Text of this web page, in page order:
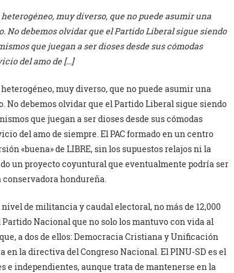
muy diverso, que no puede asumir una
No debemos olvidar que el Partido Liberal sigue siendo
que juegan a ser dioses desde sus cómodas
del amo de […]
muy diverso, que no puede asumir una
No debemos olvidar que el Partido Liberal sigue siendo
que juegan a ser dioses desde sus cómodas
del amo de siempre. El PAC formado en un centro
«buena» de LIBRE, sin los supuestos relajos ni la
un proyecto coyuntural que eventualmente podría ser
hondureña.
de militancia y caudal electoral, no más de 12,000
Nacional que no solo los mantuvo con vida al
a dos de ellos: Democracia Cristiana y Unificación
la directiva del Congreso Nacional. El PINU-SD es el
e independientes, aunque trata de mantenerse en la